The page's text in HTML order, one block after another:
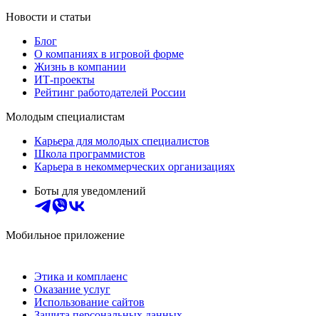
Новости и статьи
Блог
О компаниях в игровой форме
Жизнь в компании
ИТ-проекты
Рейтинг работодателей России
Молодым специалистам
Карьера для молодых специалистов
Школа программистов
Карьера в некоммерческих организациях
Боты для уведомлений
Мобильное приложение
Этика и комплаенс
Оказание услуг
Использование сайтов